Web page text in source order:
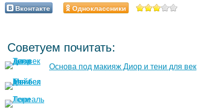
Вконтакте Одноклассники
Советуем почитать:
Основа под макияж Диор и тени для век